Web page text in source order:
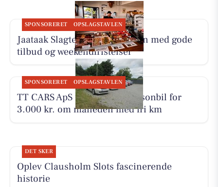
SPONSORERET OPSLAGSTAVLEN
Jaataak Slagteren fylder disken med gode
tilbud og weekendfristelser
SPONSORERET OPSLAGSTAVLEN
TT CARS ApS udlejer lille personbil for
3.000 kr. om måneden med fri km
DET SKER
Oplev Clausholm Slots fascinerende
historie